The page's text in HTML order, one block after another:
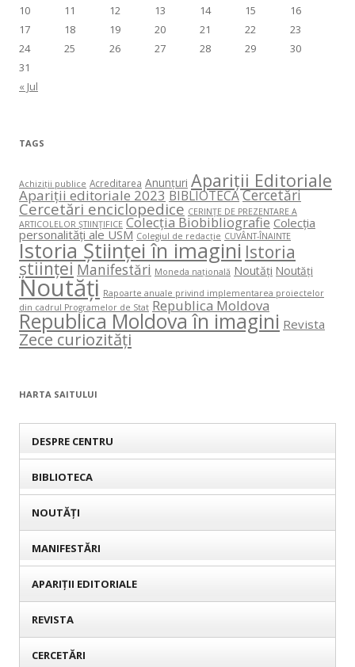
« Jul
10
11 12 13 14 15
16
17
18 19 20 21 22
23
24
25 26 27 28 29
30
31
TAGS
Achiziții publice Acreditarea Anunțuri Apariții Editoriale
Apariții editoriale 2023 BIBLIOTECACercetări
Cercetări enciclopedice CERINŢE DE PREZENTARE A
ARTICOLELOR ŞTIINŢIFICE Colecția Biobibliografie Colecția
personalități ale USM Colegiul de redacție CUVÂNT-ÎNAINTE
Istoria Științei în imagini Istoria
științei Manifestări Moneda națională Noutăți Noutăți
Noutăți Rapoarte anuale privind implementarea proiectelor
din cadrul Programelor de Stat Republica Moldova
Republica Moldova în imagini Revista
Zece curiozități
HARTA SAITULUI
DESPRE CENTRU
BIBLIOTECA
NOUTĂȚI
MANIFESTĂRI
APARIȚII EDITORIALE
REVISTA
CERCETĂRI